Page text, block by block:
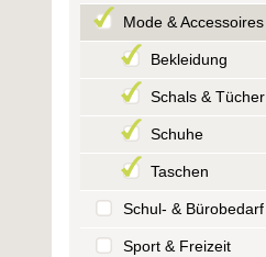
Mode & Accessoires
Bekleidung
Schals & Tücher
Schuhe
Taschen
Schul- & Bürobedarf
Sport & Freizeit